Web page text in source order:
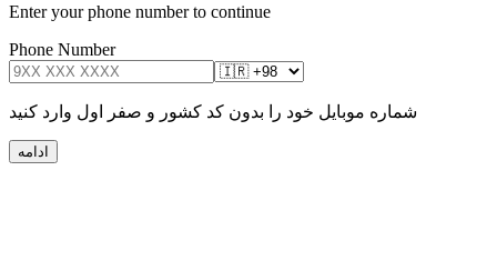
Enter your phone number to continue
Phone Number
شماره موبایل خود را بدون کد کشور و صفر اول وارد کنید
ادامه